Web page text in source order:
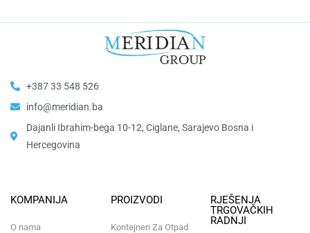
+387 33 548 526
info@meridian.ba
Dajanli Ibrahim-bega 10-12, Ciglane, Sarajevo Bosna i
Hercegovina​
KOMPANIJA
O nama
PROIZVODI
Kontejneri Za Otpad
RJEŠENJA
TRGOVAČKIH
RADNJI